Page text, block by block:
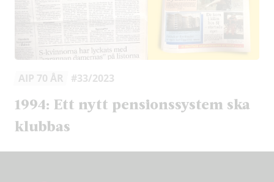
AIP 70 ÅR #33/2023
1994: Ett nytt pensionssystem ska
klubbas